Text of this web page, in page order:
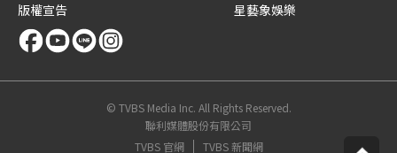
版權宣告
星藝象娛樂
© TVBS Media Inc. All Rights Reserved.
聯利媒體股份有限公司
TVBS 官網
TVBS 新聞網